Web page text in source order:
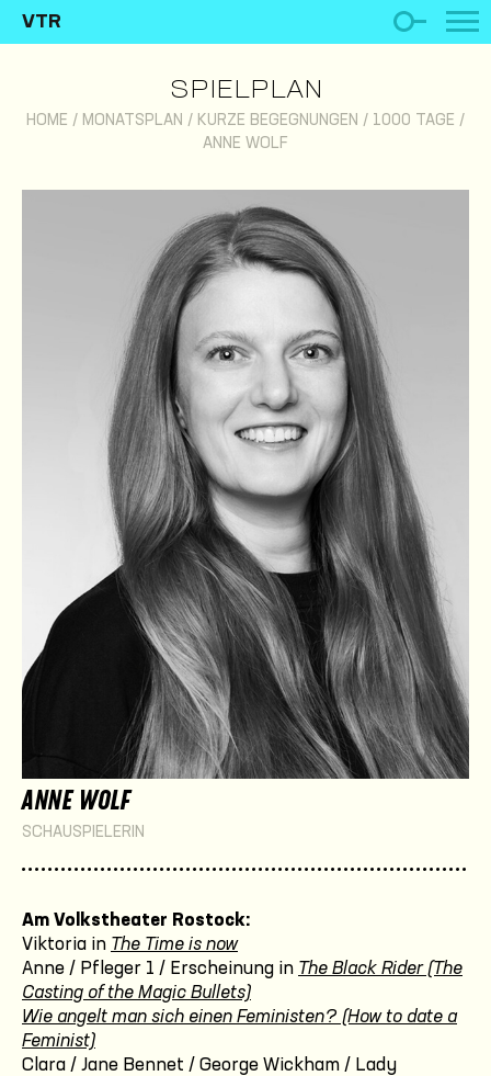
VTR
SPIELPLAN
HOME / MONATSPLAN / KURZE BEGEGNUNGEN / 1000 TAGE /
ANNE WOLF
ANNE WOLF
SCHAUSPIELERIN
Am Volkstheater Rostock:
Viktoria in The Time is now
Anne / Pfleger 1 / Erscheinung in The Black Rider (The
Casting of the Magic Bullets)
Wie angelt man sich einen Feministen? (How to date a
Feminist)
Clara / Jane Bennet / George Wickham / Lady